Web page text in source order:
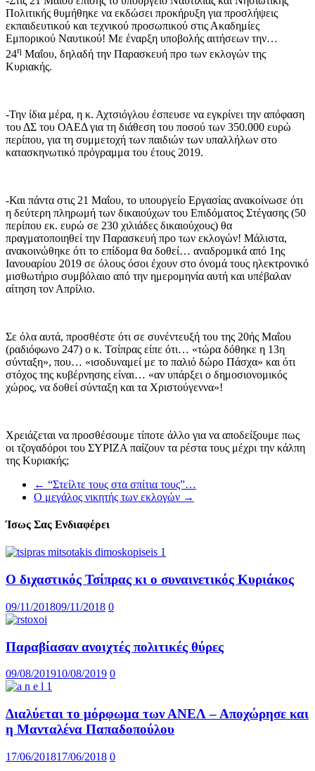
Πολιτικής θυμήθηκε να εκδώσει προκήρυξη για προσλήψεις
εκπαιδευτικού και τεχνικού προσωπικού στις Ακαδημίες
Εμπορικού Ναυτικού! Με έναρξη υποβολής αιτήσεων την…
24η Μαΐου, δηλαδή την Παρασκευή προ των εκλογών της
Κυριακής.
-Την ίδια μέρα, η κ. Αχτσιόγλου έσπευσε να εγκρίνει την απόφαση
του ΔΣ του ΟΑΕΔ για τη διάθεση του ποσού των 350.000 ευρώ
περίπου, για τη συμμετοχή των παιδιών των υπαλλήλων στο
κατασκηνωτικό πρόγραμμα του έτους 2019.
-Και πάντα στις 21 Μαΐου, το υπουργείο Εργασίας ανακοίνωσε ότι
η δεύτερη πληρωμή των δικαιούχων του Επιδόματος Στέγασης (50
περίπου εκ. ευρώ σε 230 χιλιάδες δικαιούχους) θα
πραγματοποιηθεί την Παρασκευή προ των εκλογών! Μάλιστα,
ανακοινώθηκε ότι το επίδομα θα δοθεί… αναδρομικά από 1ης
Ιανουαρίου 2019 σε όλους όσοι έχουν στο όνομά τους ηλεκτρονικό
μισθωτήριο συμβόλαιο από την ημερομηνία αυτή και υπέβαλαν
αίτηση τον Απρίλιο.
Σε όλα αυτά, προσθέστε ότι σε συνέντευξή του της 20ής Μαΐου
(ραδιόφωνο 247) ο κ. Τσίπρας είπε ότι… «τώρα δόθηκε η 13η
σύνταξη», που… «ισοδυναμεί με το παλιό δώρο Πάσχα» και ότι
στόχος της κυβέρνησης είναι… «αν υπάρξει ο δημοσιονομικός
χώρος, να δοθεί σύνταξη και τα Χριστούγεννα»!
Χρειάζεται να προσθέσουμε τίποτε άλλο για να αποδείξουμε πως
οι τζογαδόροι του ΣΥΡΙΖΑ παίζουν τα ρέστα τους μέχρι την κάλπη
της Κυριακής;
← “Στείλτε τους στα σπίτια τους”…
Ο μεγάλος νικητής των εκλογών →
Ίσως Σας Ενδιαφέρει
Ο διχαστικός Τσίπρας κι ο συναινετικός Κυριάκος
09/11/201809/11/2018 0
Παραβίασαν ανοιχτές πολιτικές θύρες
09/08/201910/08/2019 0
Διαλύεται το μόρφωμα των ΑΝΕΛ – Αποχώρησε και
η Μανταλένα Παπαδοπούλου
17/06/201817/06/2018 0